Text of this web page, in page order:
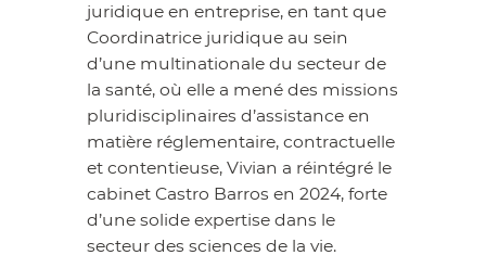
juridique en entreprise, en tant que
Coordinatrice juridique au sein
d’une multinationale du secteur de
la santé, où elle a mené des missions
pluridisciplinaires d’assistance en
matière réglementaire, contractuelle
et contentieuse, Vivian a réintégré le
cabinet Castro Barros en 2024, forte
d’une solide expertise dans le
secteur des sciences de la vie.